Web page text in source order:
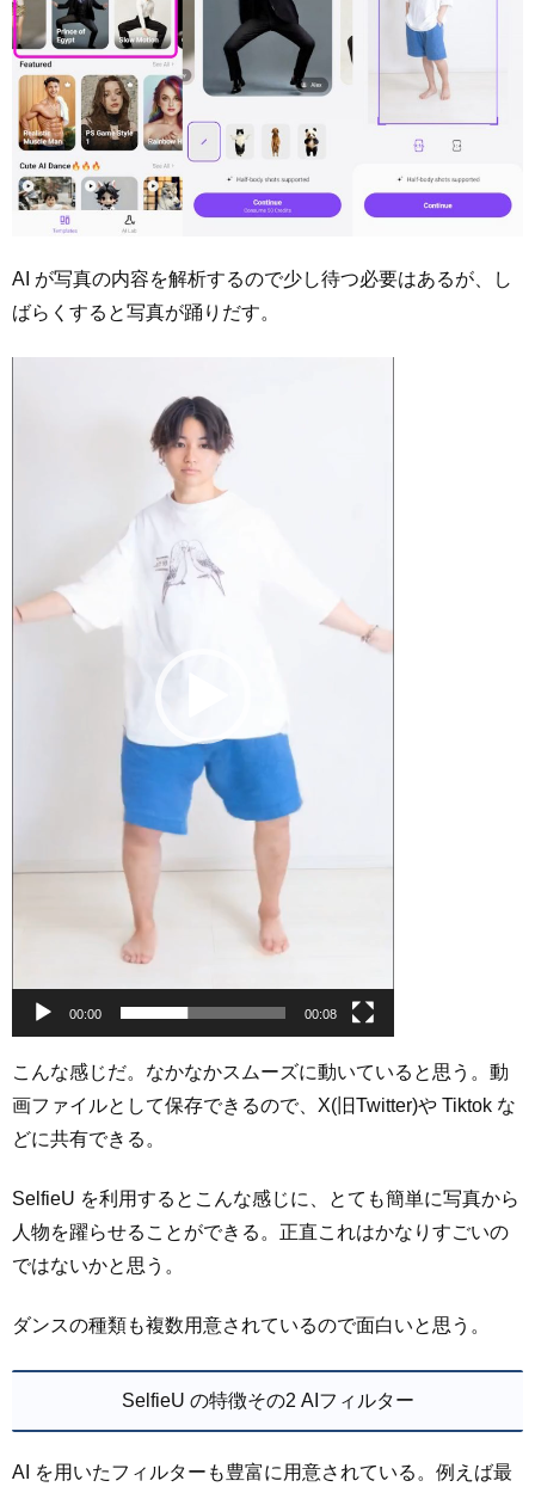
AI が写真の内容を解析するので少し待つ必要はあるが、し
ばらくすると写真が踊りだす。
00:00 00:08
こんな感じだ。なかなかスムーズに動いていると思う。動
画ファイルとして保存できるので、X(旧Twitter)や Tiktok な
どに共有できる。
SelfieU を利用するとこんな感じに、とても簡単に写真から
人物を躍らせることができる。正直これはかなりすごいの
ではないかと思う。
ダンスの種類も複数用意されているので面白いと思う。
SelfieU の特徴その2 AIフィルター
AI を用いたフィルターも豊富に用意されている。例えば最